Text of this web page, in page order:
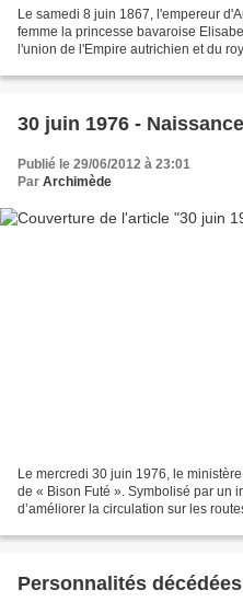
Le samedi 8 juin 1867, l'empereur
femme la princesse bavaroise
l'union de l'Empire autrichien et du
30 juin 1976 -
Publié le 29/06/2012 à 23:01
Par Archimède
Le mercredi 30 juin 1976, le
de « Bison Futé ». Symbolisé par un
d’améliorer la circulation sur les
Personnalités